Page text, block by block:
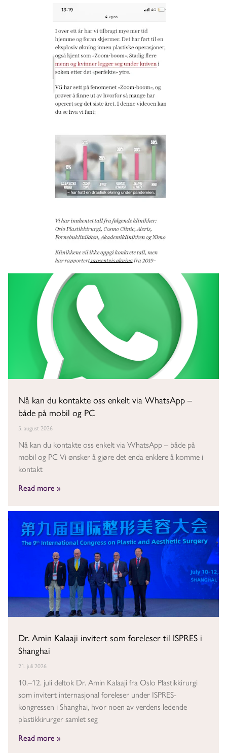
Nå kan du kontakte oss enkelt via WhatsApp –
både på mobil og PC
5. august 2026
Nå kan du kontakte oss enkelt via WhatsApp – både på
mobil og PC Vi ønsker å gjøre det enda enklere å komme i
kontakt
Read more »
Dr. Amin Kalaaji invitert som foreleser til ISPRES i
Shanghai
21. juli 2026
10.–12. juli deltok Dr. Amin Kalaaji fra Oslo Plastikkirurgi
som invitert internasjonal foreleser under ISPRES-
kongressen i Shanghai, hvor noen av verdens ledende
plastikkirurger samlet seg
Read more »